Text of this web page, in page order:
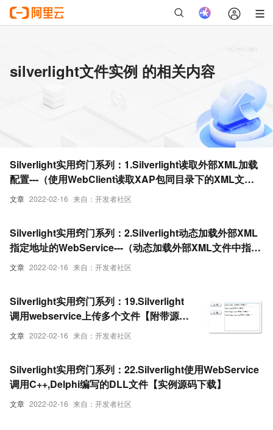
silverlight文件实例 的相关内容
文章 2022-02-16 来自：开发者社区
Silverlight实用窍门系列：1.Silverlight读取外部XML加载
配置---（使用WebClient读取XAP包同目录下的XML文
件））【附带实例源码】
文章 2022-02-16 来自：开发者社区
Silverlight实用窍门系列：2.Silverlight动态加载外部XML
指定地址的WebService---（动态加载外部XML文件中指定
的WebService地址）【附带实例源码】
文章 2022-02-16 来自：开发者社区
Silverlight实用窍门系列：19.Silverlight
调用webservice上传多个文件【附带源码
实例】
文章 2022-02-16 来自：开发者社区
Silverlight实用窍门系列：22.Silverlight使用WebService
调用C++,Delphi编写的DLL文件【实例源码下载】